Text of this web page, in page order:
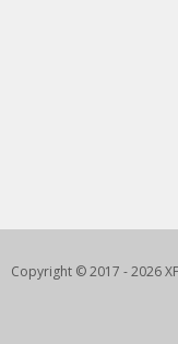
Copyright © 2017 - 2026